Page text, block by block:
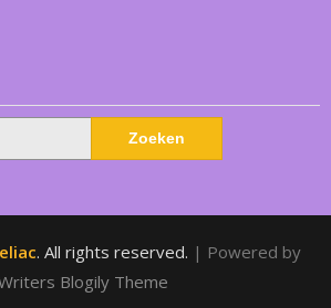
. All rights reserved. | Powered by
Blogily Theme